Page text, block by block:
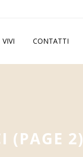
VIVI CONTATTI
(PAGE 2)